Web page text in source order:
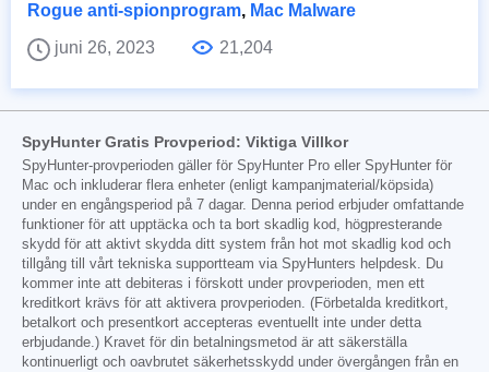
Rogue anti-spionprogram, Mac Malware
juni 26, 2023
21,204
SpyHunter Gratis Provperiod: Viktiga Villkor
SpyHunter-provperioden gäller för SpyHunter Pro eller SpyHunter för
Mac och inkluderar flera enheter (enligt kampanjmaterial/köpsida)
under en engångsperiod på 7 dagar. Denna period erbjuder omfattande
funktioner för att upptäcka och ta bort skadlig kod, högpresterande
skydd för att aktivt skydda ditt system från hot mot skadlig kod och
tillgång till vårt tekniska supportteam via SpyHunters helpdesk. Du
kommer inte att debiteras i förskott under provperioden, men ett
kreditkort krävs för att aktivera provperioden. (Förbetalda kreditkort,
betalkort och presentkort accepteras eventuellt inte under detta
erbjudande.) Kravet för din betalningsmetod är att säkerställa
kontinuerligt och oavbrutet säkerhetsskydd under övergången från en